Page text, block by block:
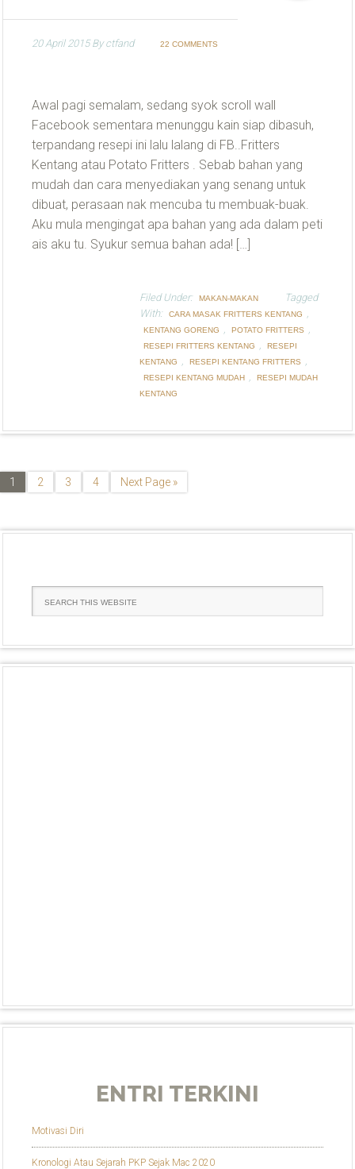
20 April 2015Byctfand 22 COMMENTS
Awal pagi semalam, sedang syok scroll wall
Facebook sementara menunggu kain siap dibasuh,
terpandang resepi ini lalu lalang di FB..Fritters
Kentang atau Potato Fritters . Sebab bahan yang
mudah dan cara menyediakan yang senang untuk
dibuat, perasaan nak mencuba tu membuak-buak.
Aku mula mengingat apa bahan yang ada dalam peti
ais aku tu. Syukur semua bahan ada! […]
Filed Under: MAKAN-MAKAN
Tagged
With:
CARA MASAK FRITTERS KENTANG ,
KENTANG GORENG , POTATO FRITTERS ,
RESEPI FRITTERS KENTANG ,
RESEPI
KENTANG
, RESEPI KENTANG FRITTERS ,
RESEPI KENTANG MUDAH ,
RESEPI MUDAH
KENTANG
1 2 3 4 Next Page »
ENTRI TERKINI
Motivasi Diri
Kronologi Atau Sejarah PKP Sejak Mac 2020